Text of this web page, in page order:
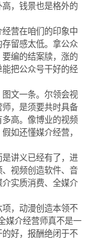
，钱景也是格外的
营在咱们的印象中
留感太低。拿公众
编的结案牍，涨的
能把公众号干好的经
文一条。尔领会视
，是须要共时具备
高。像博业的视频
如还懂媒介经营，
讲义已经有了，进
视频创造软件、音
实质消费、全媒介
，动漫创造本领不
媒介经营师真不是一
好，报酬绝闭于不